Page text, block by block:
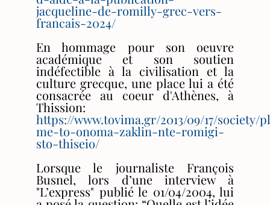
jacqueline-de-romilly-grec-vers-
francais-2024/
En hommage pour son oeuvre
académique et son soutien
indéfectible à la civilisation et la
culture grecque, une place lui a été
consacrée au coeur d'Athènes, à
Thission:
https://www.tovima.gr/2013/09/17/society/
me-to-onoma-zaklin-nte-romigi-
sto-thiseio/
Lorsque le journaliste François
Busnel, lors d’une interview à
"L’express" publié le 01/04/2004, lui